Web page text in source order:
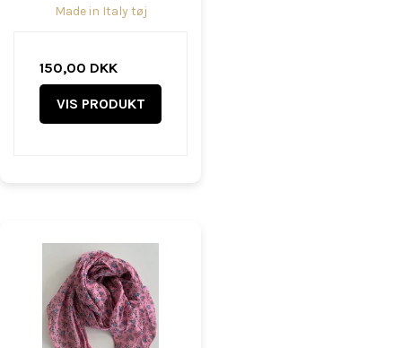
Made in Italy tøj
150,00 DKK
VIS PRODUKT